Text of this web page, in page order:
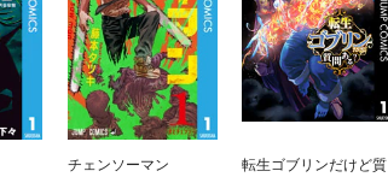
チェンソーマン
転生ゴブリンだけど質